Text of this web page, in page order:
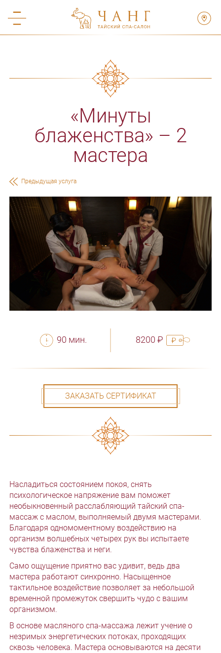
«Минуты
блаженства» – 2
мастера
Предыдущая услуга
90 мин. 8200 ₽
ЗАКАЗАТЬ СЕРТИФИКАТ
Насладиться состоянием покоя, снять
психологическое напряжение вам поможет
необыкновенный расслабляющий тайский спа-
массаж с маслом, выполняемый двумя мастерами.
Благодаря одномоментному воздействию на
организм волшебных четырех рук вы испытаете
чувства блаженства и неги.
Само ощущение приятно вас удивит, ведь два
мастера работают синхронно. Насыщенное
тактильное воздействие позволяет за небольшой
временной промежуток свершить чудо с вашим
организмом.
В основе масляного спа-массажа лежит учение о
незримых энергетических потоках, проходящих
сквозь человека. Мастера основываются на десяти